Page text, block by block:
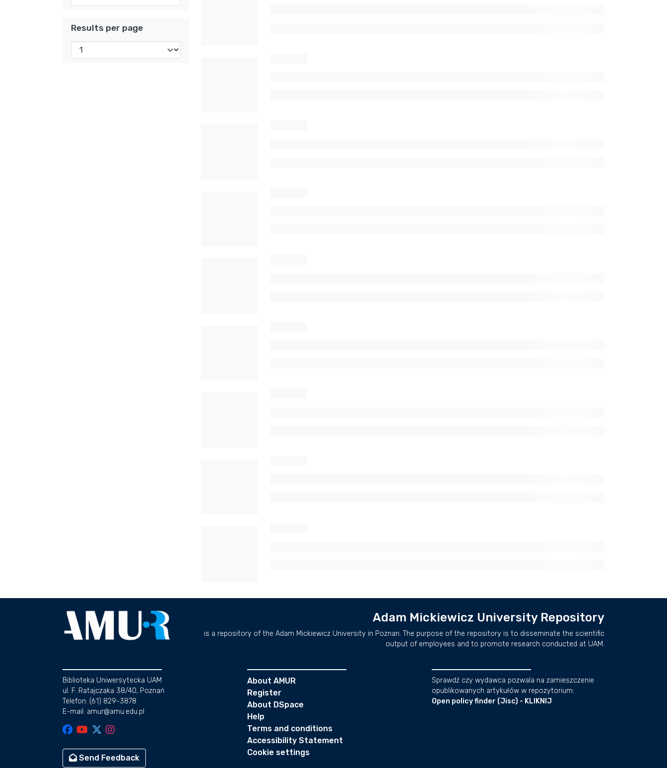
Results per page
Adam Mickiewicz University Repository
is a repository of the Adam Mickiewicz University in Poznan. The purpose of the repository is to disseminate the scientific
output of employees and to promote research conducted at UAM.
Biblioteka Uniwersytecka UAM
ul. F. Ratajczaka 38/40, Poznań
Telefon: (61) 829-3878
E-mail: amur@amu.edu.pl
Send Feedback
About AMUR
Register
About DSpace
Help
Terms and conditions
Accessibility Statement
Cookie settings
Sprawdź czy wydawca pozwala na zamieszczenie
opublikowanych artykułów w repozytorium:
Open policy finder (Jisc) - KLIKNIJ